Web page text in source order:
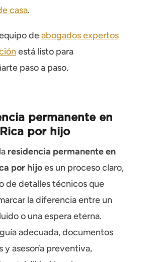
casa.
deabogados expertos
está listo para
paso a paso.
permanente en
por hijo
residencia permanente en
por hijoes un proceso claro,
de detalles técnicos que
la diferencia entre un
o una espera eterna.
adecuada, documentos
y asesoría preventiva,